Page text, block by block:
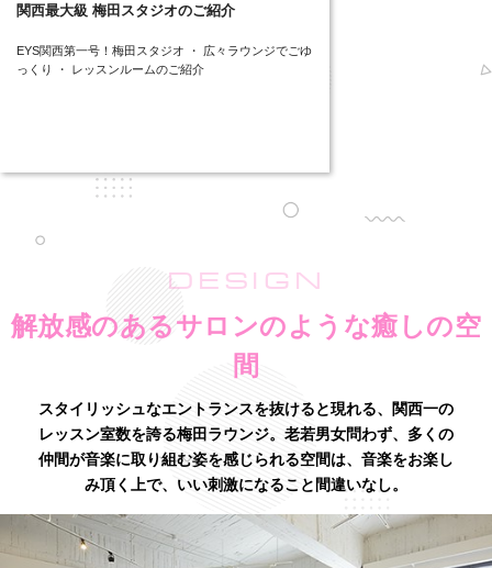
関西最大級 梅田スタジオのご紹介
EYS関西第一号！梅田スタジオ ・ 広々ラウンジでごゆ
っくり ・ レッスンルームのご紹介
DESIGN
解放感のあるサロンのような癒しの空
間
スタイリッシュなエントランスを抜けると現れる、関西一の
レッスン室数を誇る梅田ラウンジ。老若男女問わず、多くの
仲間が音楽に取り組む姿を感じられる空間は、音楽をお楽し
み頂く上で、いい刺激になること間違いなし。